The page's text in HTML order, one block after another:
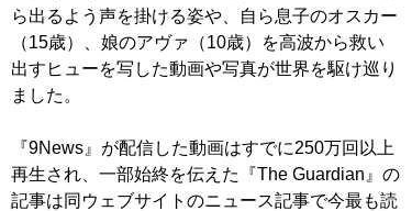
ら出るよう声を掛ける姿や、自ら息子のオスカー
（15歳）、娘のアヴァ（10歳）を高波から救い
出すヒューを写した動画や写真が世界を駆け巡り
ました。
『9News』が配信した動画はすでに250万回以上
再生され、一部始終を伝えた『The Guardian』の
記事は同ウェブサイトのニュース記事で今最も読